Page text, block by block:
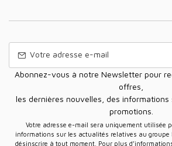
Abonnez-vous à notre Newsletter pour recevoir nos nouvelles
offres,
les dernières nouvelles, des
promotions.
Votre adresse e-mail sera uniquement utilisée pour vous envoyer des
informations sur les actualités relatives au groupe
désinscrire à tout moment. Pour plus